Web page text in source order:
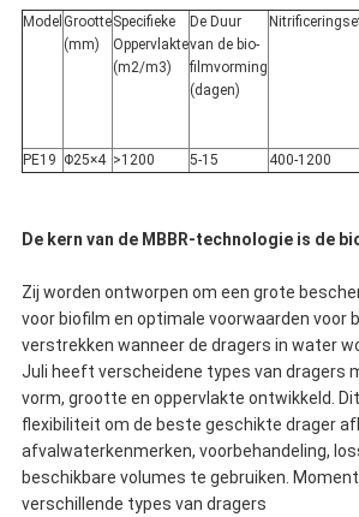
Model Grootte
(mm)
Specifieke
Oppervlakte
(m2/m3)
De Duur
van de bio-
filmvorming
(dagen)
PE19 Φ25×4 >1200 5-15 400-1200
De kern van de MBBR-technologie is de
Zij worden ontworpen om een grote
voor biofilm en optimale voorwaarden voor
verstrekken wanneer de dragers in water
Juli heeft verscheidene types van dragers
vorm, grootte en oppervlakte ontwikkeld.
flexibiliteit om de beste geschikte drager
afvalwaterkenmerken, voorbehandeling,
beschikbare volumes te gebruiken.
verschillende types van dragers